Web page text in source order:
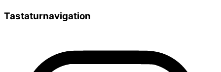
Tastaturnavigation